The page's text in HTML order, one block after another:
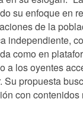
su enfoque en
de la
independiente,
como en
a los oyentes
Su propuesta
con